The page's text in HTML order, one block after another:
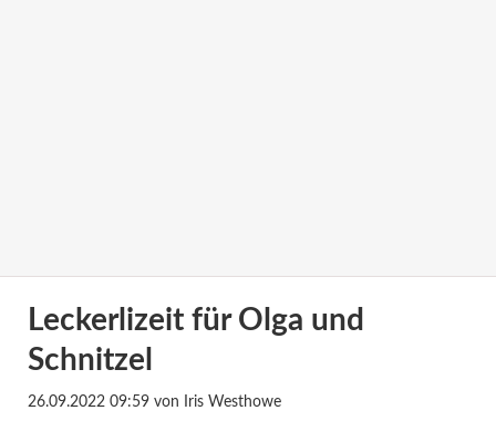
Leckerlizeit für Olga und
Schnitzel
26.09.2022 09:59von Iris Westhowe